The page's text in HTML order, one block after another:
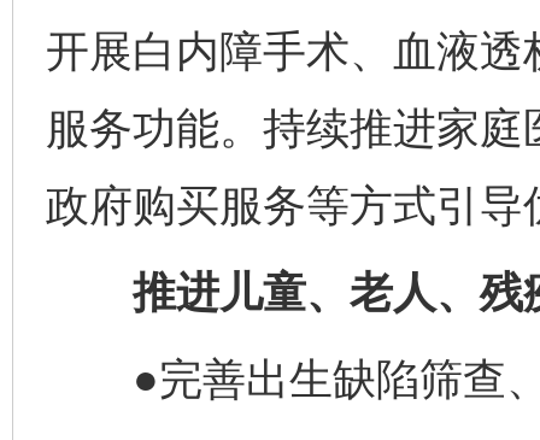
开展白内障手术、血液
服务功能。持续推进家
政府购买服务等方式引
推进儿童、老人、残
●完善出生缺陷筛查、